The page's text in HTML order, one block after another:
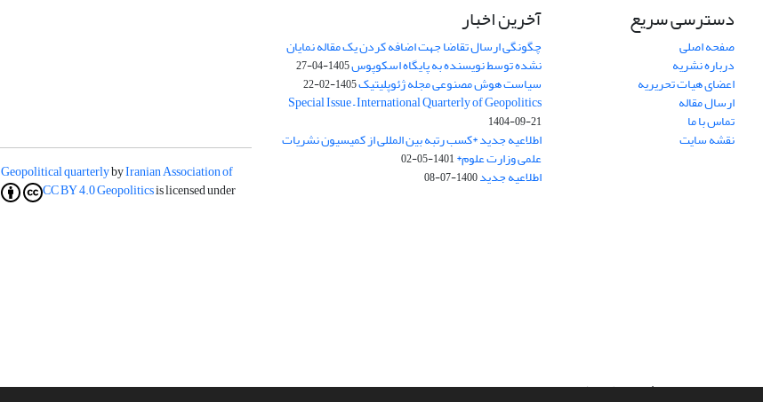
دسترسی سریع
صفحه اصلی
درباره نشریه
اعضای هیات تحریریه
ارسال مقاله
تماس با ما
نقشه سایت
آخرین اخبار
چگونگی ارسال تقاضا جهت اضافه کردن یک مقاله نمایان
نشده توسط نویسنده به پایگاه اسکوپوس1405-04-27
سیاست هوش مصنوعی مجله ژئوپلیتیک1405-02-22
Special Issue – International Quarterly of Geopolitics
1404-09-21
اطلاعیه جدید *کسب رتبه بین المللی از کمیسیون نشریات
علمی وزارت علوم*1401-05-02
اطلاعیه جدید1400-07-08
Geopolitical quarterlybyIranian Association of
Geopoliticsis licensed under
CC BY 4.0
سامانه مدیریت نشریات علمی.طراحی و پیاده سازی ازسیناوب